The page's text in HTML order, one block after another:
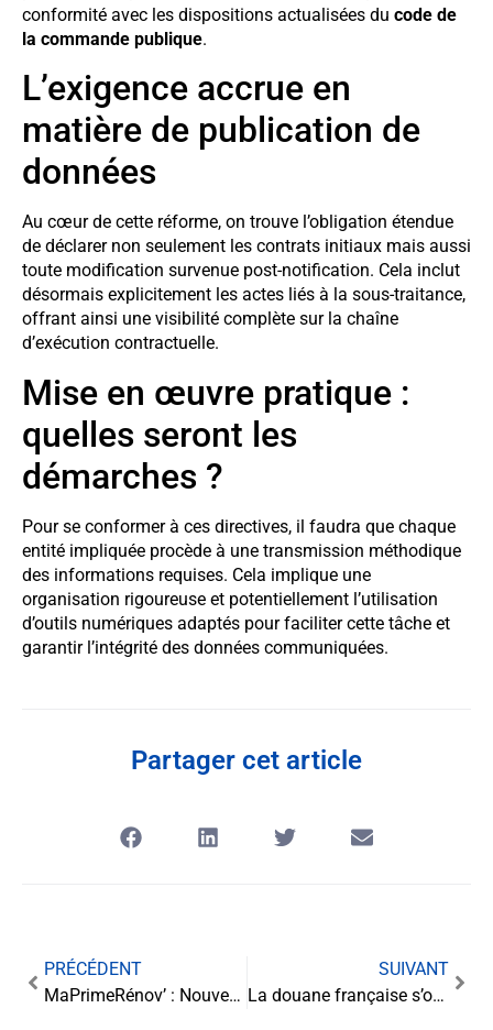
conformité avec les dispositions actualisées du code de
la commande publique.
L’exigence accrue en
matière de publication de
données
Au cœur de cette réforme, on trouve l’obligation étendue
de déclarer non seulement les contrats initiaux mais aussi
toute modification survenue post-notification. Cela inclut
désormais explicitement les actes liés à la sous-traitance,
offrant ainsi une visibilité complète sur la chaîne
d’exécution contractuelle.
Mise en œuvre pratique :
quelles seront les
démarches ?
Pour se conformer à ces directives, il faudra que chaque
entité impliquée procède à une transmission méthodique
des informations requises. Cela implique une
organisation rigoureuse et potentiellement l’utilisation
d’outils numériques adaptés pour faciliter cette tâche et
garantir l’intégrité des données communiquées.
Partager cet article
PRÉCÉDENT
MaPrimeRénov’ : Nouveau Tournant pour la Rénovation Énergétique dès mi-mai 2024
SUIVANT
La douane française s’oriente vers une ère numérique : la transmission électronique des actes douaniers